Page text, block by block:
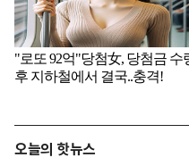
오늘의 핫뉴스